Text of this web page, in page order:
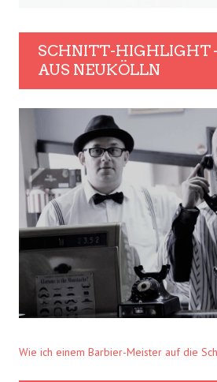
SCHNITT-HIGHLIGHT
AUS NEUKÖLLN
Wie ich einem Barbier-Meister auf die